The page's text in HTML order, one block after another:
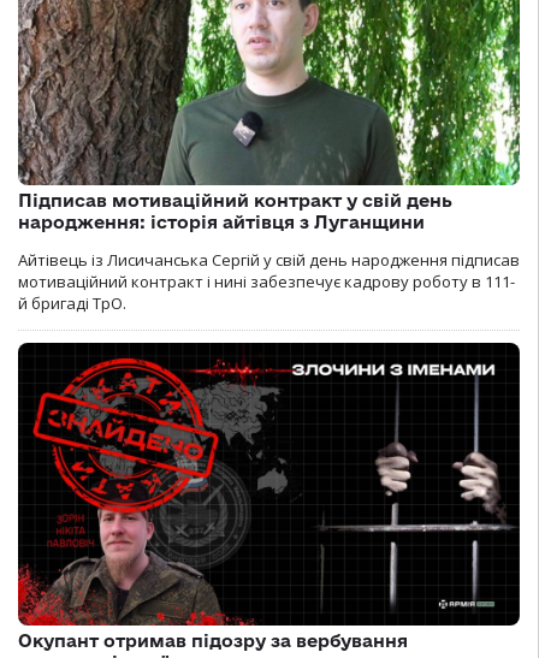
Підписав мотиваційний контракт у свій день
народження: історія айтівця з Луганщини
Айтівець із Лисичанська Сергій у свій день народження підписав
мотиваційний контракт і нині забезпечує кадрову роботу в 111-
й бригаді ТрО.
Окупант отримав підозру за вербування